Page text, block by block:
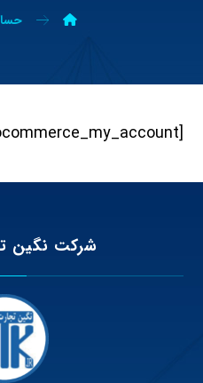
[woocommerce_my_account]
شرکت نگین